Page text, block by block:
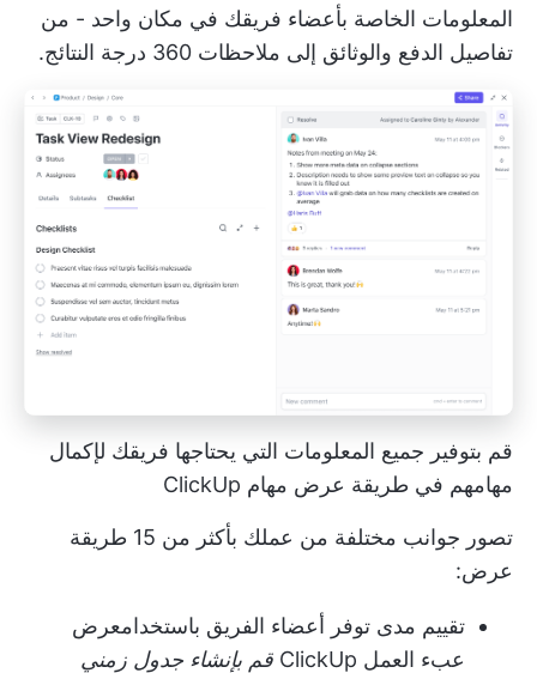
المعلومات الخاصة بأعضاء فريقك في مكان واحد - من
تفاصيل الدفع والوثائق إلى ملاحظات 360 درجة النتائج.
قم بتوفير جميع المعلومات التي يحتاجها فريقك لإكمال
مهامهم في طريقة عرض مهام ClickUp
تصور جوانب مختلفة من عملك بأكثر من 15 طريقة
عرض:
تقييم مدى توفر أعضاء الفريق باستخدامعرض
عبء العمل ClickUp
قم بإنشاء جدول زمني